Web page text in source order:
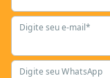
Digite seu e-mail*
Digite seu WhatsApp